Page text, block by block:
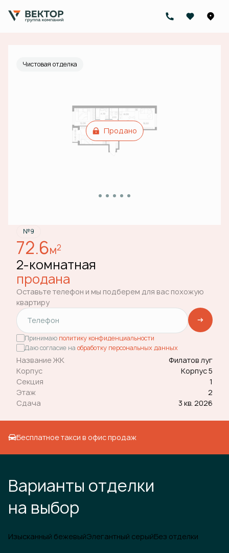
2-комнатная Цена по запросу
Чистовая отделка
Продано
№9
72.6м2
2-комнатная
продана
Оставьте телефон и мы подберем для вас похожую
квартиру
Принимаю политику конфиденциальности
Даю согласие на обработку персональных данных
Название ЖК
Филатов луг
Корпус
Корпус 5
Секция
1
Этаж
2
Сдача
3 кв. 2026
Бесплатное такси в офис продаж
Варианты отделки
на выбор
Изысканный бежевыйЭлегантный серыйБез отделки